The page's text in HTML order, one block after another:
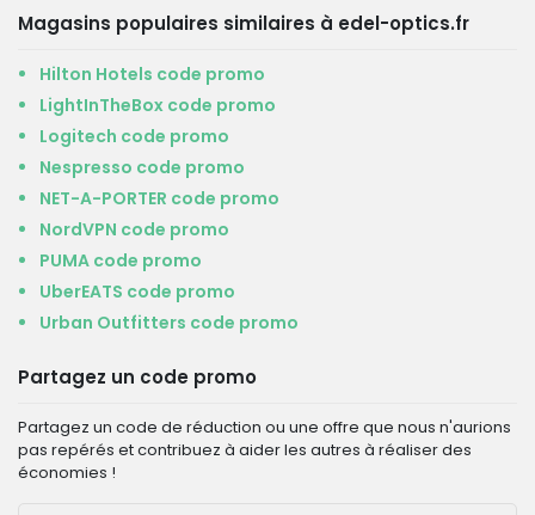
Magasins populaires similaires à edel-optics.fr
Hilton Hotels code promo
LightInTheBox code promo
Logitech code promo
Nespresso code promo
NET-A-PORTER code promo
NordVPN code promo
PUMA code promo
UberEATS code promo
Urban Outfitters code promo
Partagez un code promo
Partagez un code de réduction ou une offre que nous n'aurions
pas repérés et contribuez à aider les autres à réaliser des
économies !